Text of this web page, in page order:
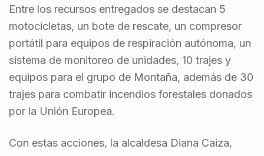
Entre los recursos entregados se destacan 5
motocicletas, un bote de rescate, un compresor
portátil para equipos de respiración autónoma, un
sistema de monitoreo de unidades, 10 trajes y
equipos para el grupo de Montaña, además de 30
trajes para combatir incendios forestales donados
por la Unión Europea.
Con estas acciones, la alcaldesa Diana Caiza,